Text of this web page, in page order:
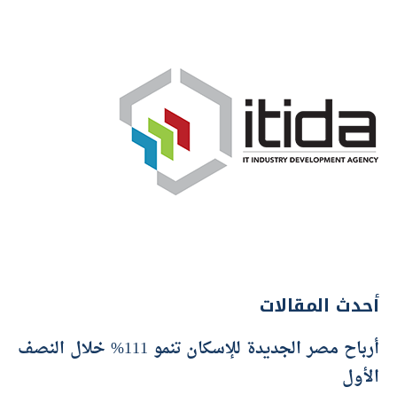
أحدث المقالات
أرباح مصر الجديدة للإسكان تنمو 111% خلال النصف
الأول